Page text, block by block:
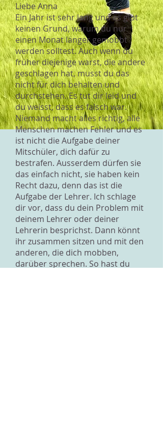
Liebe Anna
Ein Jahr ist sehr lang und es gibt
keinen Grund, warum du nur
einen Monat länger gemobbt
werden solltest. Auch wenn du
früher diejenige warst, die andere
geschlagen hat, musst du das
nicht für dich behalten und
durchstehen. Es tut dir leid und
du weisst, dass es falsch war.
Niemand macht alles richtig, alle
Menschen machen Fehler und es
ist nicht die Aufgabe deiner
Mitschüler, dich dafür zu
bestrafen. Ausserdem dürfen sie
das einfach nicht, sie haben kein
Recht dazu, denn das ist die
Aufgabe der Lehrer. Ich schlage
dir vor, dass du dein Problem mit
deinem Lehrer oder deiner
Lehrerin besprichst. Dann könnt
ihr zusammen sitzen und mit den
anderen, die dich mobben,
darüber sprechen. So hast du